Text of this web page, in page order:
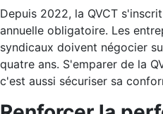
Depuis 2022, la QVCT
annuelle obligatoire. Les
syndicaux doivent négocier
quatre ans. S'emparer de la
c'est aussi sécuriser sa